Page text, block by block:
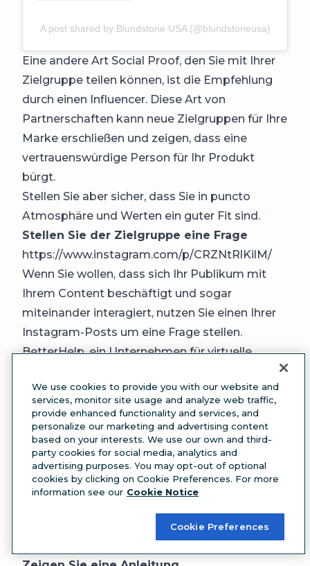
A post shared by Blundstone USA (@blundstoneusa)
Eine andere Art Social Proof, den Sie mit Ihrer
Zielgruppe teilen können, ist die Empfehlung
durch einen Influencer. Diese Art von
Partnerschaften kann neue Zielgruppen für Ihre
Marke erschließen und zeigen, dass eine
vertrauenswürdige Person für Ihr Produkt
bürgt.
Stellen Sie aber sicher, dass Sie in puncto
Atmosphäre und Werten ein guter Fit sind.
Stellen Sie der Zielgruppe eine Frage
https://www.instagram.com/p/CRZNtRlKilM/
Wenn Sie wollen, dass sich Ihr Publikum mit
Ihrem Content beschäftigt und sogar
miteinander interagiert, nutzen Sie einen Ihrer
Instagram-Posts um eine Frage stellen.
BetterHelp, ein Unternehmen für virtuelle
Ratschlag gefragt, den sie nie vergessen
werden. Die Frage gibt den Nutzern die
Möglichkeit, zu reflektieren und sich zu
engagieren sowie aus Ideen von der Crowd zu
lernen.
Mit Fragen dieser Art können Sie auch
Services oder Event-Content Ihre Zielgruppe
We use cookies to provide you with our website and
services, monitor site usage and analyze web traffic,
provide enhanced functionality and services, and
personalize our marketing and advertising content
based on your interests. We use our own and third-
party cookies for social media, analytics and
advertising purposes. You may opt-out of optional
cookies by clicking on Cookie Preferences. For more
information see our Cookie Notice
Cookie Preferences